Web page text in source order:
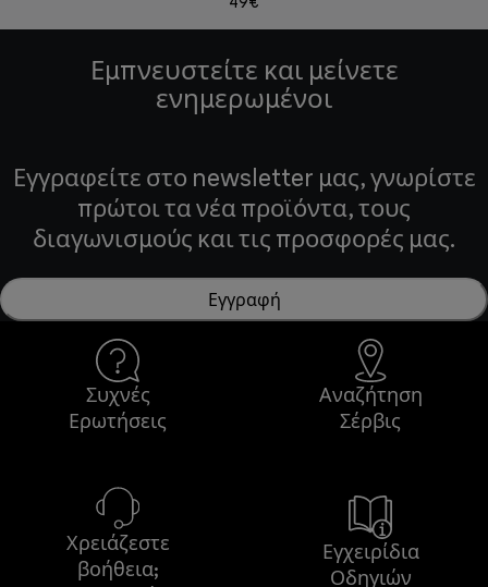
Εμπνευστείτε και μείνετε
ενημερωμένοι
Εγγραφείτε στο newsletter μας, γνωρίστε
πρώτοι τα νέα προϊόντα, τους
διαγωνισμούς και τις προσφορές μας.
Εγγραφή
Συχνές
Ερωτήσεις
Αναζήτηση
Σέρβις
Χρειάζεστε
βοήθεια;
Εγχειρίδια
Οδηγιών